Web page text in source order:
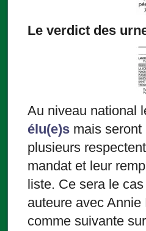
Le verdict des
Au niveau national
élu(e)s mais
plusieurs
mandat et leur
liste. Ce sera le
auteure avec Annie
comme suivante